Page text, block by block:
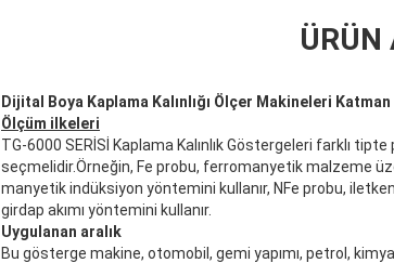
Dijital Boya Kaplama Kalınlığı Ölçer Makineleri Katman
Ölçüm ilkeleri
TG-6000 SERİSİ Kaplama Kalınlık Göstergeleri farklı
seçmelidir.Örneğin, Fe probu, ferromanyetik malzeme
manyetik indüksiyon yöntemini kullanır, NFe probu,
girdap akımı yöntemini kullanır.
Uygulanan aralık
Bu gösterge makine, otomobil, gemi yapımı, petrol,